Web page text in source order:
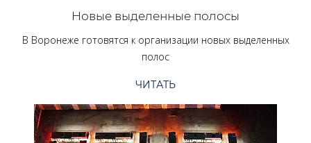
Новые выделенные полосы
В Воронеже готовятся к организации новых выделенных
полос
ЧИТАТЬ